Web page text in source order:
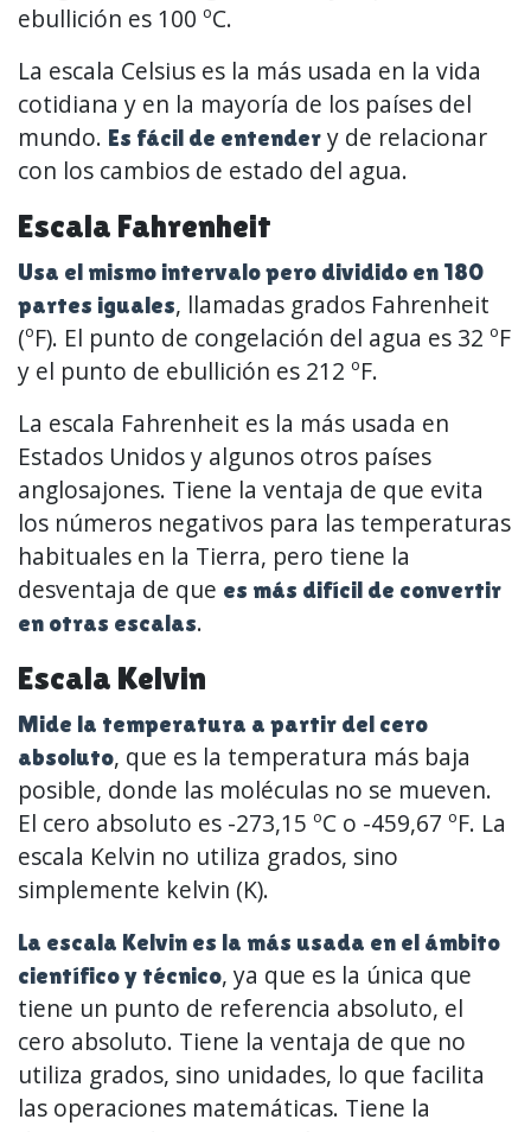
ebullición es 100 ºC.
La escala Celsius es la más usada en la vida
cotidiana y en la mayoría de los países del
mundo. Es fácil de entender y de relacionar
con los cambios de estado del agua.
Escala Fahrenheit
Usa el mismo intervalo pero dividido en 180
partes iguales, llamadas grados Fahrenheit
(ºF). El punto de congelación del agua es 32 ºF
y el punto de ebullición es 212 ºF.
La escala Fahrenheit es la más usada en
Estados Unidos y algunos otros países
anglosajones. Tiene la ventaja de que evita
los números negativos para las temperaturas
habituales en la Tierra, pero tiene la
desventaja de que es más difícil de convertir
en otras escalas.
Escala Kelvin
Mide la temperatura a partir del cero
absoluto, que es la temperatura más baja
posible, donde las moléculas no se mueven.
El cero absoluto es -273,15 ºC o -459,67 ºF. La
escala Kelvin no utiliza grados, sino
simplemente kelvin (K).
La escala Kelvin es la más usada en el ámbito
científico y técnico, ya que es la única que
tiene un punto de referencia absoluto, el
cero absoluto. Tiene la ventaja de que no
utiliza grados, sino unidades, lo que facilita
las operaciones matemáticas. Tiene la